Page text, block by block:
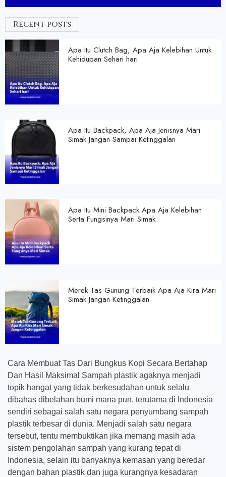
Recent posts
Apa Itu Clutch Bag, Apa Aja Kelebihan Untuk
Kehidupan Sehari hari
Apa Itu Backpack, Apa Aja Jenisnya Mari
Simak Jangan Sampai Ketinggalan
Apa Itu Mini Backpack Apa Aja Kelebihan
Serta Fungsinya Mari Simak
Merek Tas Gunung Terbaik Apa Aja Kira Mari
Simak Jangan Ketinggalan
Cara Membuat Tas Dari Bungkus Kopi Secara Bertahap
Dan Hasil Maksimal Sampah plastik agaknya menjadi
topik hangat yang tidak berkesudahan untuk selalu
dibahas dibelahan bumi mana pun, terutama di Indonesia
sendiri sebagai salah satu negara penyumbang sampah
plastik terbesar di dunia. Menjadi salah satu negara
tersebut, tentu membuktikan jika memang masih ada
sistem pengolahan sampah yang kurang tepat di
Indonesia, selain itu banyaknya kemasan yang beredar
dengan bahan plastik dan juga kurangnya kesadaran